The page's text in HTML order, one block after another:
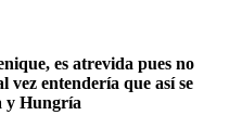
es atrevida pues no
vez entendería que así se
y Hungría